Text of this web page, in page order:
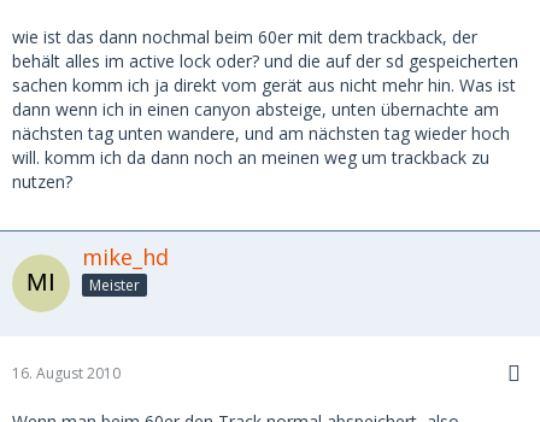
wie ist das dann nochmal beim 60er mit dem trackback, der
behält alles im active lock oder? und die auf der sd gespeicherten
sachen komm ich ja direkt vom gerät aus nicht mehr hin. Was ist
dann wenn ich in einen canyon absteige, unten übernachte am
nächsten tag unten wandere, und am nächsten tag wieder hoch
will. komm ich da dann noch an meinen weg um trackback zu
nutzen?
mike_hd
Meister
16. August 2010